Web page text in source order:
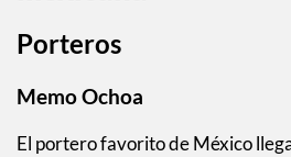
Porteros
Memo Ochoa
El portero favorito de México